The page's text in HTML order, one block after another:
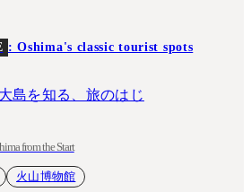
: Oshima's classic tourist spots
島を知る、旅のはじ
from the Start
火山博物館